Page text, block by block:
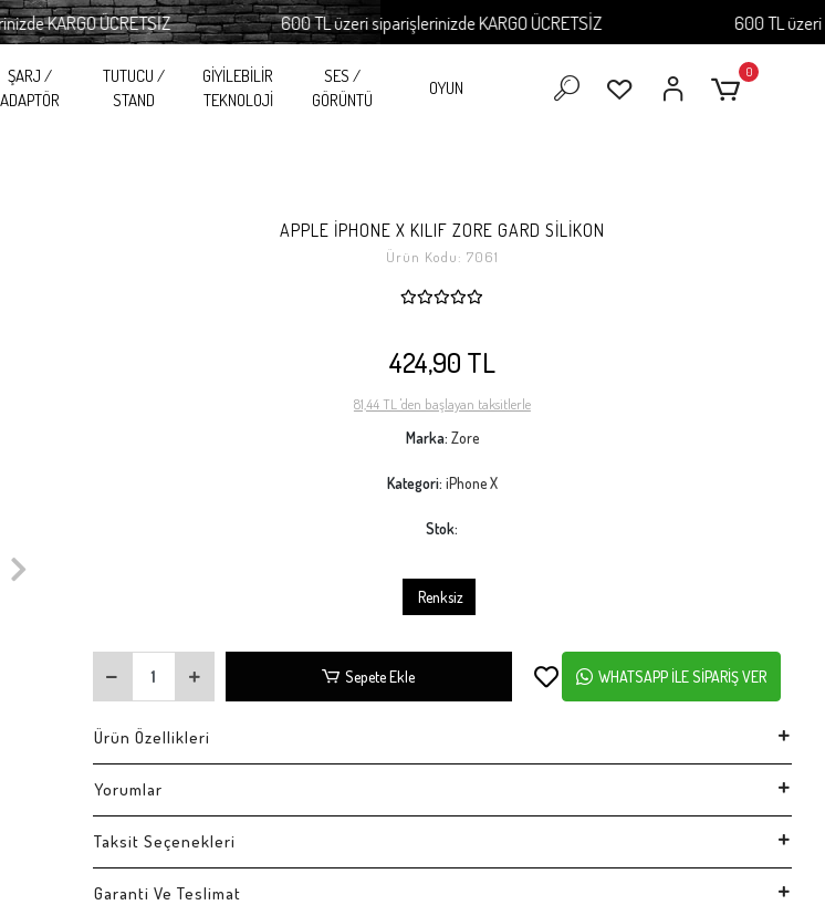
ÜCRETSİZ 600 TL üzeri siparişlerinizde KARGO ÜCRETSİZ 600 TL üzeri
ŞARJ /
ADAPTÖR
TUTUCU /
STAND
GİYİLEBİLİR
TEKNOLOJİ
SES /
GÖRÜNTÜ
OYUN
0
APPLE İPHONE X KILIF ZORE GARD SİLİKON
Ürün Kodu: 7061
424,90 TL
81,44 TL 'den başlayan taksitlerle
Marka: Zore
Kategori: iPhone X
Stok:
Renksiz
Sepete Ekle WHATSAPP İLE SİPARİŞ VER
Ürün Özellikleri
Yorumlar
Taksit Seçenekleri
Garanti Ve Teslimat